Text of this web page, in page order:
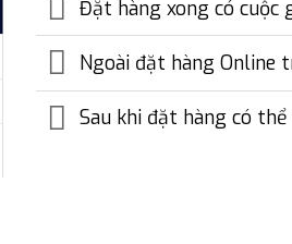
Đặt hàng xong có cuộc
Ngoài đặt hàng Online
Sau khi đặt hàng có